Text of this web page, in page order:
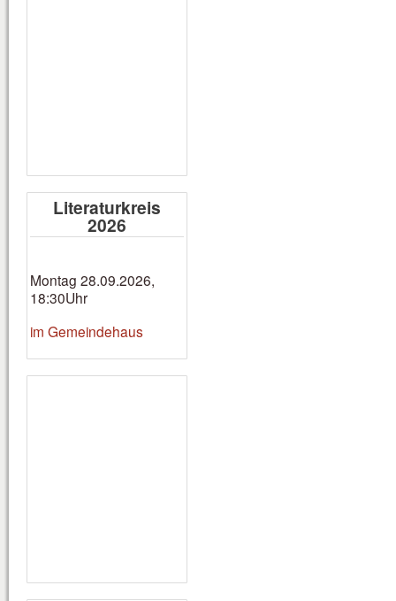
Literaturkreis
2026
Montag 28.09.2026,
18:30Uhr
im Gemeindehaus